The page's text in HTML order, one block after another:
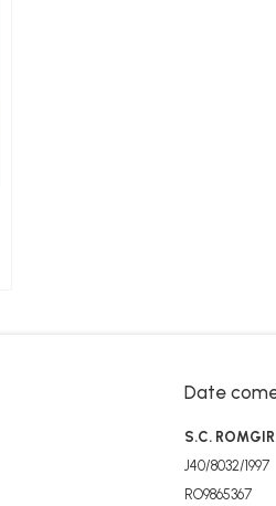
Date
S.C.
J40/8032/1997
RO9865367